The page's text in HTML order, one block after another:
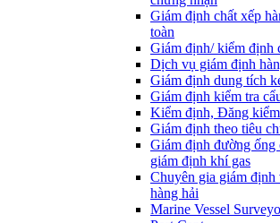
Giám định chất xếp
toàn
Giám định/ kiểm định
Dịch vụ giám định
Giám định dung tích
Giám định kiểm tra
Kiểm định, Đăng kiểm
Giám định theo tiêu
Giám định đường ống
giám định khí gas
Chuyên gia giám định
hàng hải
Marine Vessel